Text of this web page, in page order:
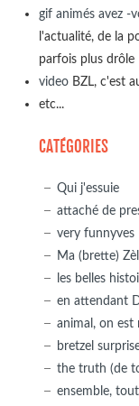
gif animés avez -
l'actualité, de la
parfois plus drôle
videoBZL, c'est
etc...
CATÉGORIES
Qui j'essuie
attaché de
very funnyves
Ma (brette)
les belles
en attendant
animal, on est
bretzel
the truth (de
ensemble,